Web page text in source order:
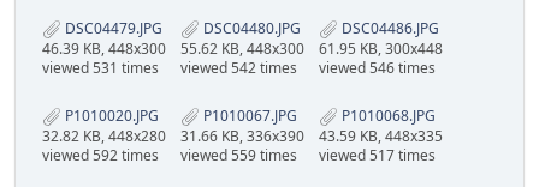
DSC04479.JPG
46.39 KB, 448x300
viewed 531 times
DSC04480.JPG
55.62 KB, 448x300
viewed 542 times
DSC04486.JPG
61.95 KB, 300x448
viewed 546 times
P1010020.JPG
32.82 KB, 448x280
viewed 592 times
P1010067.JPG
31.66 KB, 336x390
viewed 559 times
P1010068.JPG
43.59 KB, 448x335
viewed 517 times